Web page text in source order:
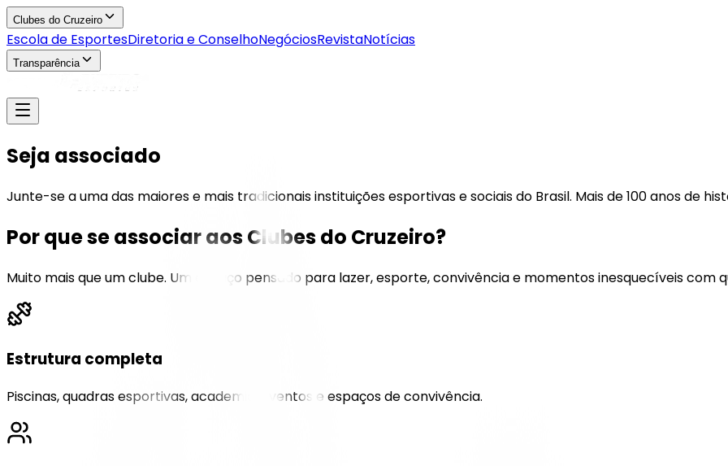
Clubes do Cruzeiro
Escola de EsportesDiretoria e ConselhoNegóciosRevistaNotícias
Transparência
Seja associado
Junte-se a uma das maiores e mais tradicionais instituições esportivas e sociais do Brasil. Mais de 100 anos de
Por que se associar aos Clubes do Cruzeiro?
Muito mais que um clube. Um espaço pensado para lazer, esporte, convivência e momentos inesquecíveis com
Estrutura completa
Piscinas, quadras esportivas, academia, eventos e espaços de convivência.